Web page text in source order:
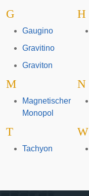
G
Gaugino
Gravitino
Graviton
H
M
Magnetischer
Monopol
N
T
Tachyon
W